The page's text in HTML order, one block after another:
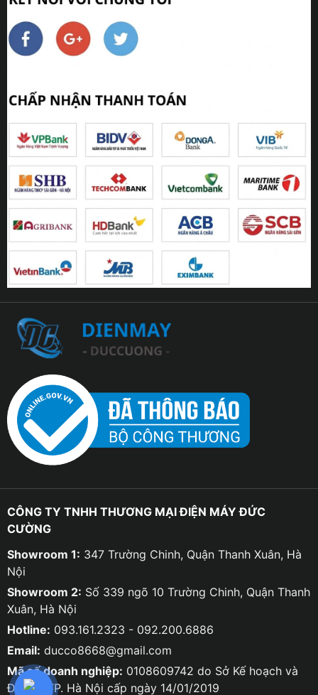
CÔNG TY TNHH THƯƠNG MẠI ĐIỆN MÁY ĐỨC
CƯỜNG
Showroom 1: 347 Trường Chinh, Quận Thanh Xuân, Hà
Nội
Showroom 2: Số 339 ngõ 10 Trường Chinh, Quận Thanh
Xuân, Hà Nội
Hotline: 093.161.2323 - 092.200.6886
Email: ducco8668@gmail.com
Mã số doanh nghiệp: 0108609742 do Sở Kế hoạch và
Đầu tư TP. Hà Nội cấp ngày 14/01/2019